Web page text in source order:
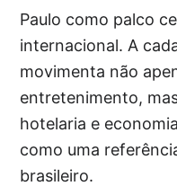
Paulo como palco
internacional. A
movimenta não
entretenimento,
hotelaria e
como uma
brasileiro.